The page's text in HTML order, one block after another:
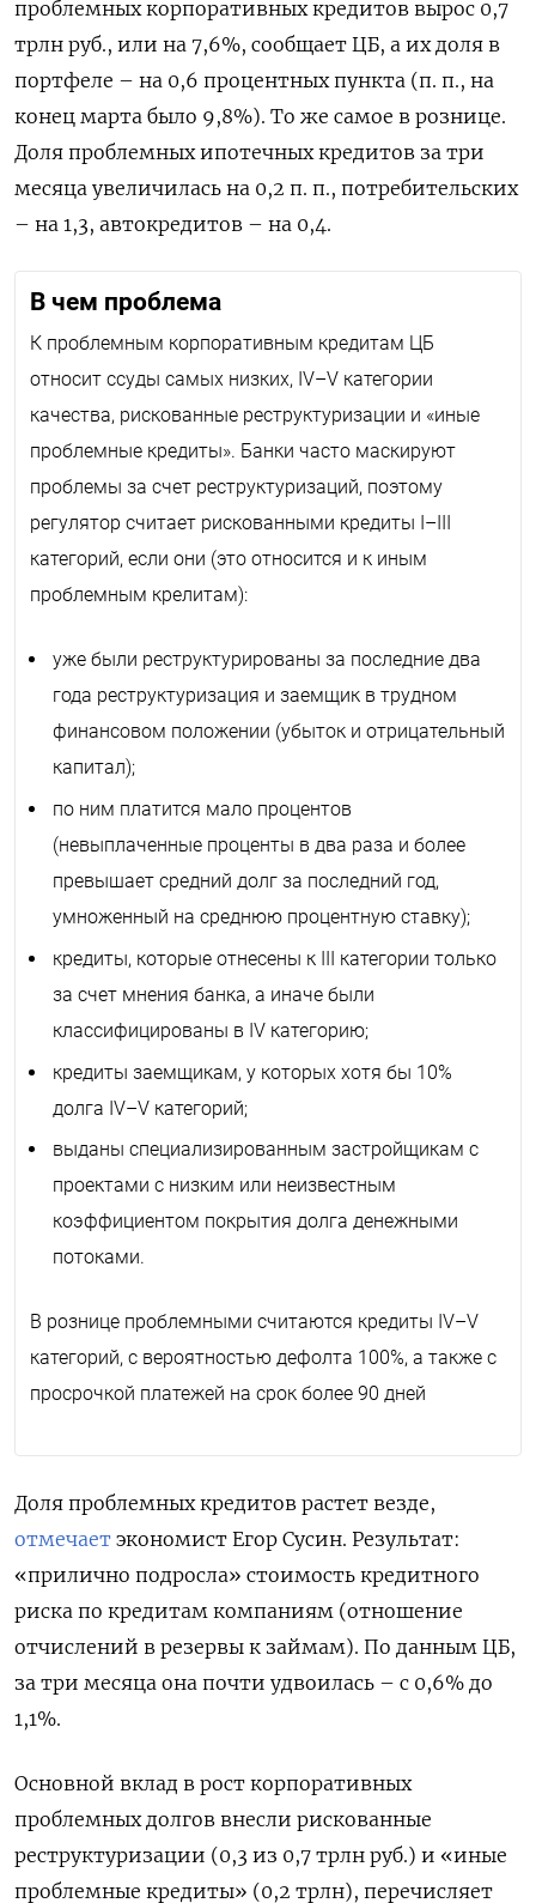
проблемных корпоративных кредитов вырос 0,7
трлн руб., или на 7,6%, сообщает ЦБ, а их доля в
портфеле – на 0,6 процентных пункта (п. п., на
конец марта было 9,8%). То же самое в рознице.
Доля проблемных ипотечных кредитов за три
месяца увеличилась на 0,2 п. п., потребительских
– на 1,3, автокредитов – на 0,4.
В чем проблема
К проблемным корпоративным кредитам ЦБ
относит ссуды самых низких, IV–V категории
качества, рискованные реструктуризации и «иные
проблемные кредиты». Банки часто маскируют
проблемы за счет реструктуризаций, поэтому
регулятор считает рискованными кредиты I–III
категорий, если они (это относится и к иным
проблемным крелитам):
уже были реструктурированы за последние два
года реструктуризация и заемщик в трудном
финансовом положении (убыток и отрицательный
капитал);
по ним платится мало процентов
(невыплаченные проценты в два раза и более
превышает средний долг за последний год,
умноженный на среднюю процентную ставку);
кредиты, которые отнесены к III категории только
за счет мнения банка, а иначе были
классифицированы в IV категорию;
кредиты заемщикам, у которых хотя бы 10%
долга IV–V категорий;
выданы специализированным застройщикам с
проектами с низким или неизвестным
коэффициентом покрытия долга денежными
потоками.
В рознице проблемными считаются кредиты IV–V
категорий, с вероятностью дефолта 100%, а также с
просрочкой платежей на срок более 90 дней
Доля проблемных кредитов растет везде,
отмечает экономист Егор Сусин. Результат:
«прилично подросла» стоимость кредитного
риска по кредитам компаниям (отношение
отчислений в резервы к займам). По данным ЦБ,
за три месяца она почти удвоилась – с 0,6% до
1,1%.
Основной вклад в рост корпоративных
проблемных долгов внесли рискованные
реструктуризации (0,3 из 0,7 трлн руб.) и «иные
проблемные кредиты» (0,2 трлн), перечисляет